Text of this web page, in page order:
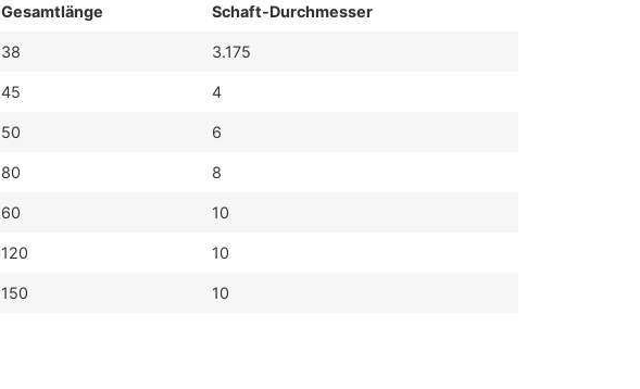
Gesamtlänge Schaft-Durchmesser
38 3.175
45 4
50 6
80 8
60 10
120 10
150 10